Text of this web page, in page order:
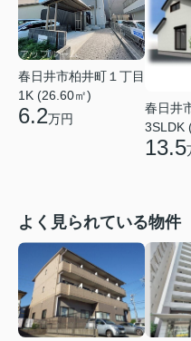
春日井市柏井町１丁目
1K (26.60㎡)
6.2万円
春日井
3SLDK
13.5
よく見られている物件